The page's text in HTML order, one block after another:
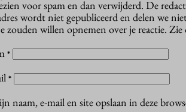
voor spam en dan verwijderd. De
wordt niet gepubliceerd en delen we
zouden willen opnemen over je reactie. Zie
*
*
naam, e-mail en site opslaan in deze